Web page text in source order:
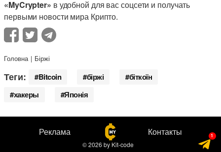
«MyCrypter» в удобной для вас соцсети и получать
первыми новости мира Крипто.
Головна Біржі
Теги: Bitcoin біржі
біткоїн
хакеры
Японія
Реклама Контакты
© 2026 by Kit-code